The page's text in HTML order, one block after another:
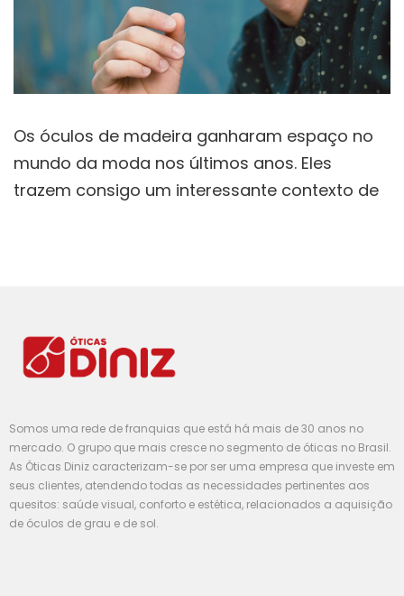
Os óculos de madeira ganharam espaço no
mundo da moda nos últimos anos. Eles
trazem consigo um interessante contexto de
Somos uma rede de franquias que está há mais de 30 anos no
mercado. O grupo que mais cresce no segmento de óticas no Brasil.
As Óticas Diniz caracterizam-se por ser uma empresa que investe em
seus clientes, atendendo todas as necessidades pertinentes aos
quesitos: saúde visual, conforto e estética, relacionados a aquisição
de óculos de grau e de sol.